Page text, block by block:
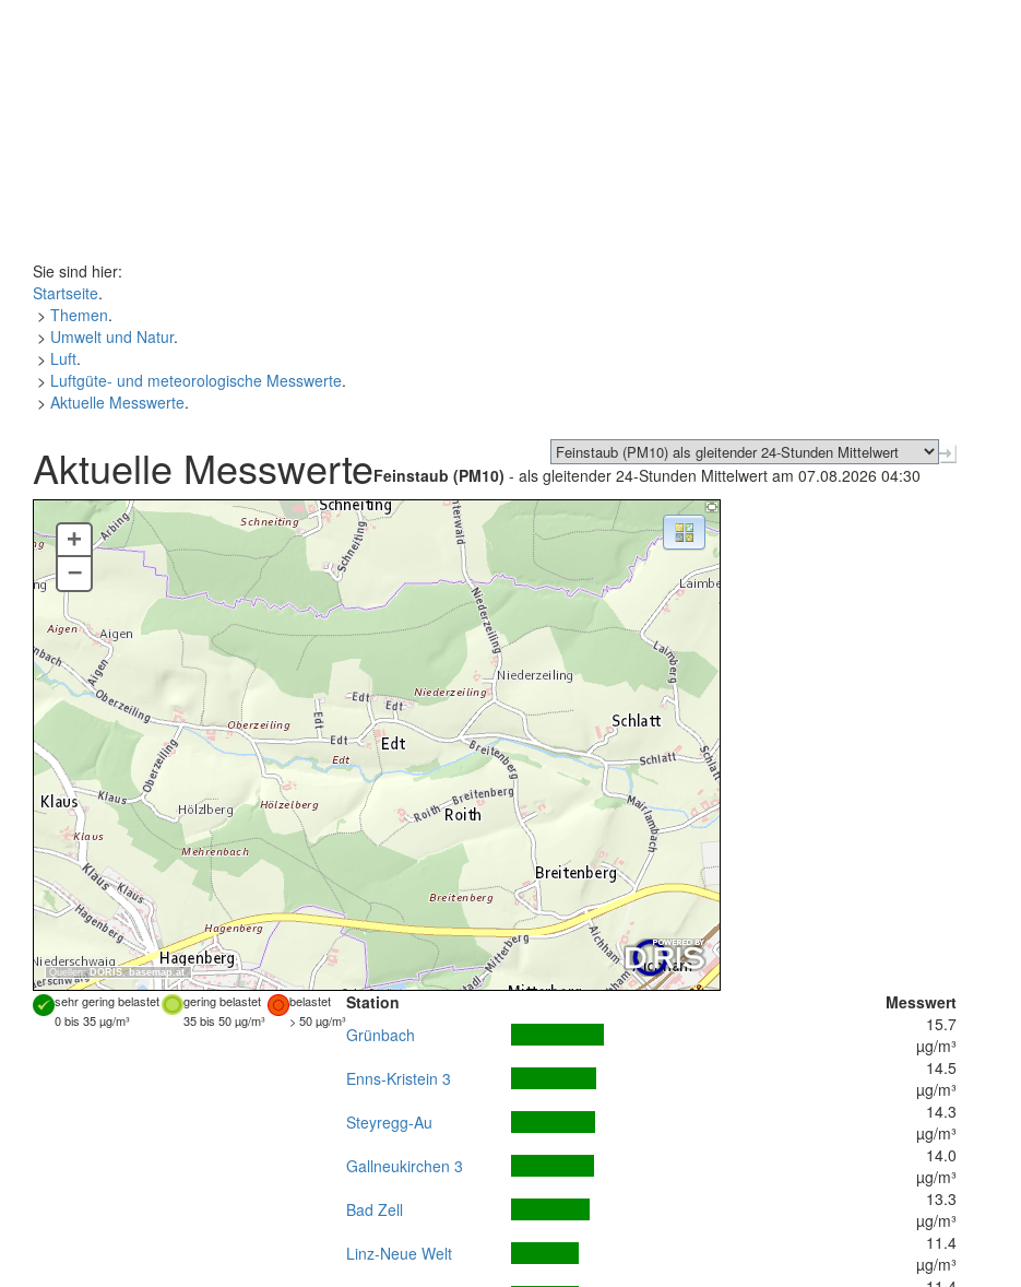
Sie sind hier:
Startseite.
> Themen.
> Umwelt und Natur.
> Luft.
> Luftgüte- und meteorologische Messwerte.
> Aktuelle Messwerte.
Aktuelle MesswerteFeinstaub (PM10) - als gleitender 24-Stunden Mittelwert am 07.08.2026 04:30
Quellen: DORIS,basemap.at
+
–
sehr gering belastet gering belastet
belastet
0 bis 35 µg/m³
35 bis 50 µg/m³ > 50 µg/m³
Station
Messwert
Grünbach
15.7
µg/m³
Enns-Kristein 3
14.5
µg/m³
Steyregg-Au
14.3
µg/m³
Gallneukirchen 3
14.0
µg/m³
Bad Zell
13.3
µg/m³
Linz-Neue Welt
11.4
µg/m³